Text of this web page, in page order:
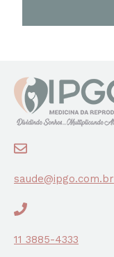
saude@ipgo.com.br
11 3885-4333